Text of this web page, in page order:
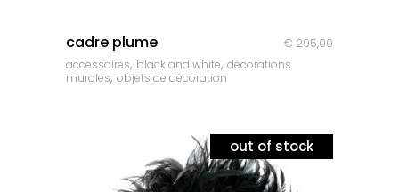
cadre plume € 295,00
accessoires, black and white, décorations
murales, objets de décoration
out of stock